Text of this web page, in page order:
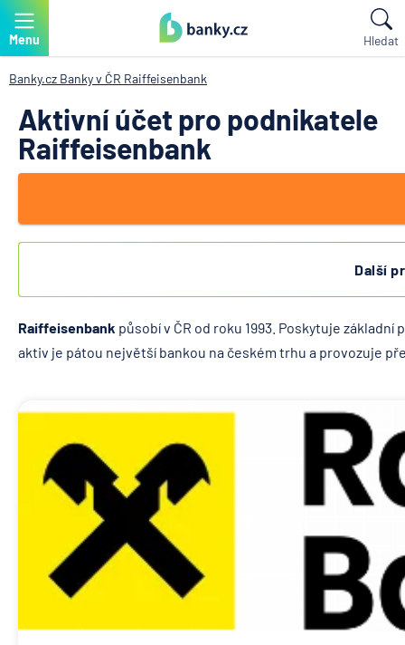
Menu Hledat
Banky.cz Banky v ČR Raiffeisenbank
Aktivní účet pro podnikatele
Raiffeisenbank
Raiffeisenbank působí v ČR od roku 1993. Poskytuje
aktiv je pátou největší bankou na českém trhu a provozuje
Další